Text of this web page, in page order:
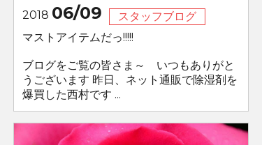
2018 06/09
スタッフブログ
マストアイテムだっ!!!!!
ブログをご覧の皆さま～ いつもありがと
うございます 昨日、ネット通販で除湿剤を
爆買した西村です ...